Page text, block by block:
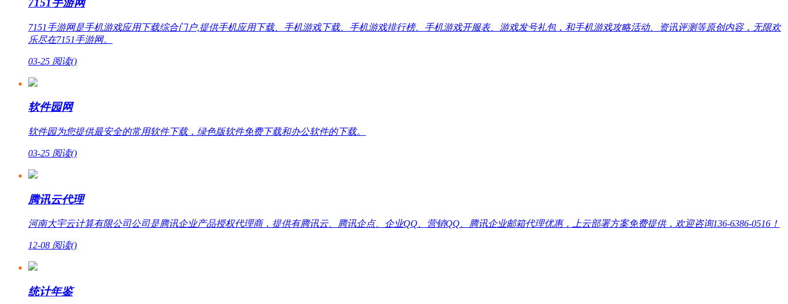
7151手游网
7151手游网是手机游戏应用下载综合门户,提供手机应用下载、手机游戏下载、手机游戏排行榜、手机游戏开服表、游戏发号礼包，和手机游戏攻略活动、资讯评测等原创内容，无限欢
乐尽在7151手游网。
03-25 阅读()
软件园网
软件园为您提供最安全的常用软件下载，绿色版软件免费下载和办公软件的下载。
03-25 阅读()
腾讯云代理
河南大宇云计算有限公司公司是腾讯企业产品授权代理商，提供有腾讯云、腾讯企点、企业QQ、营销QQ、腾讯企业邮箱代理优惠，上云部署方案免费提供，欢迎咨询136-6386-0516！
12-08 阅读()
统计年鉴